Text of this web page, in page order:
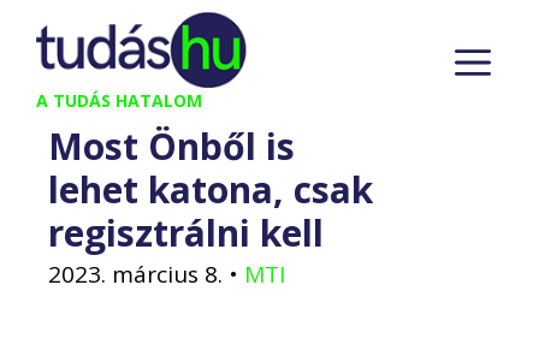
Kilépés
tartalomba
A TUDÁS HATALOM
Most Önből is
lehet katona, csak
regisztrálni kell
2023. március 8. • MTI